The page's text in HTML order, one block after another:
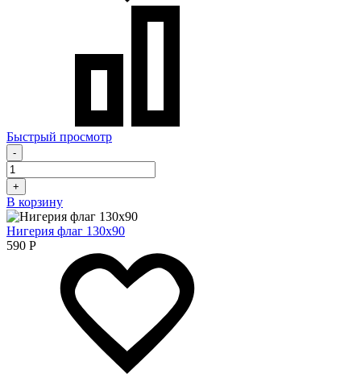
Быстрый просмотр
-
+
В корзину
Нигерия флаг 130х90
590 Р